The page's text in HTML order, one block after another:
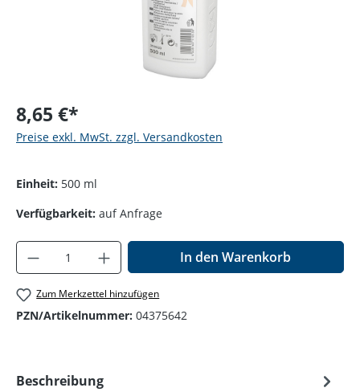
8,65 €*
Preise exkl. MwSt. zzgl. Versandkosten
Einheit: 500 ml
Verfügbarkeit: auf Anfrage
Produkt Anzahl: Gib den gewünschten
In den Warenkorb
Zum Merkzettel hinzufügen
PZN/Artikelnummer: 04375642
Beschreibung